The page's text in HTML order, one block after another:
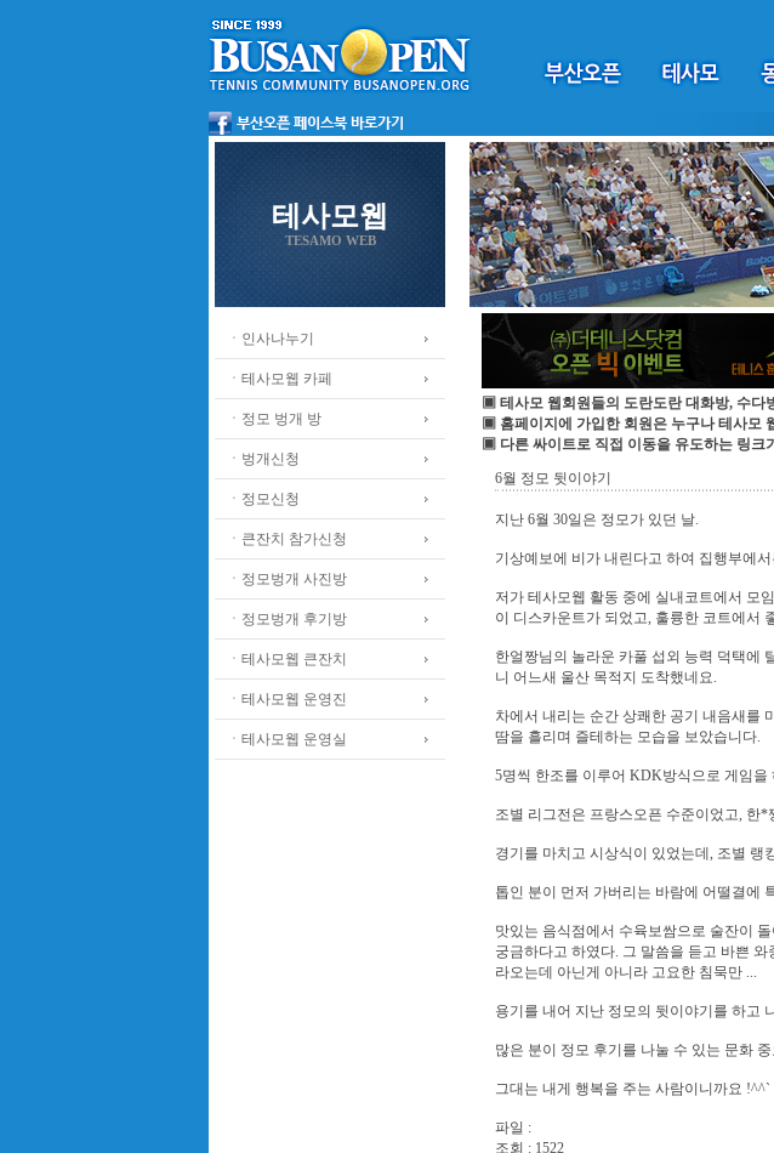
테사모웹
TESAMO WEB
ㆍ인사나누기
ㆍ테사모웹 카페
ㆍ정모 벙개 방
ㆍ벙개신청
ㆍ정모신청
ㆍ큰잔치 참가신청
ㆍ정모벙개 사진방
ㆍ정모벙개 후기방
ㆍ테사모웹 큰잔치
ㆍ테사모웹 운영진
ㆍ테사모웹 운영실
▣ 테사모 웹회원들의 도란도란 대화방, 수다
▣ 홈페이지에 가입한 회원은 누구나 테사모
▣ 다른 싸이트로 직접 이동을 유도하는 링크
6월 정모 뒷이야기
지난 6월 30일은 정모가 있던 날.
기상예보에 비가 내린다고 하여 집행부에
저가 테사모웹 활동 중에 실내코트에서 모
이 디스카운트가 되었고, 훌륭한 코트에서
한얼짱님의 놀라운 카풀 섭외 능력 덕택에
니 어느새 울산 목적지 도착했네요.
차에서 내리는 순간 상쾌한 공기 내음새를
땀을 흘리며 즐테하는 모습을 보았습니다.
5명씩 한조를 이루어 KDK방식으로 게임
조별 리그전은 프랑스오픈 수준이었고, 한
경기를 마치고 시상식이 있었는데, 조별 랭
톱인 분이 먼저 가버리는 바람에 어떨결에
맛있는 음식점에서 수육보쌈으로 술잔이
궁금하다고 하였다. 그 말씀을 듣고 바쁜
라오는데 아닌게 아니라 고요한 침묵만 ...
용기를 내어 지난 정모의 뒷이야기를 하고
많은 분이 정모 후기를 나눌 수 있는 문화
그대는 내게 행복을 주는 사람이니까요 !^^`
파일 :
조회 : 1522